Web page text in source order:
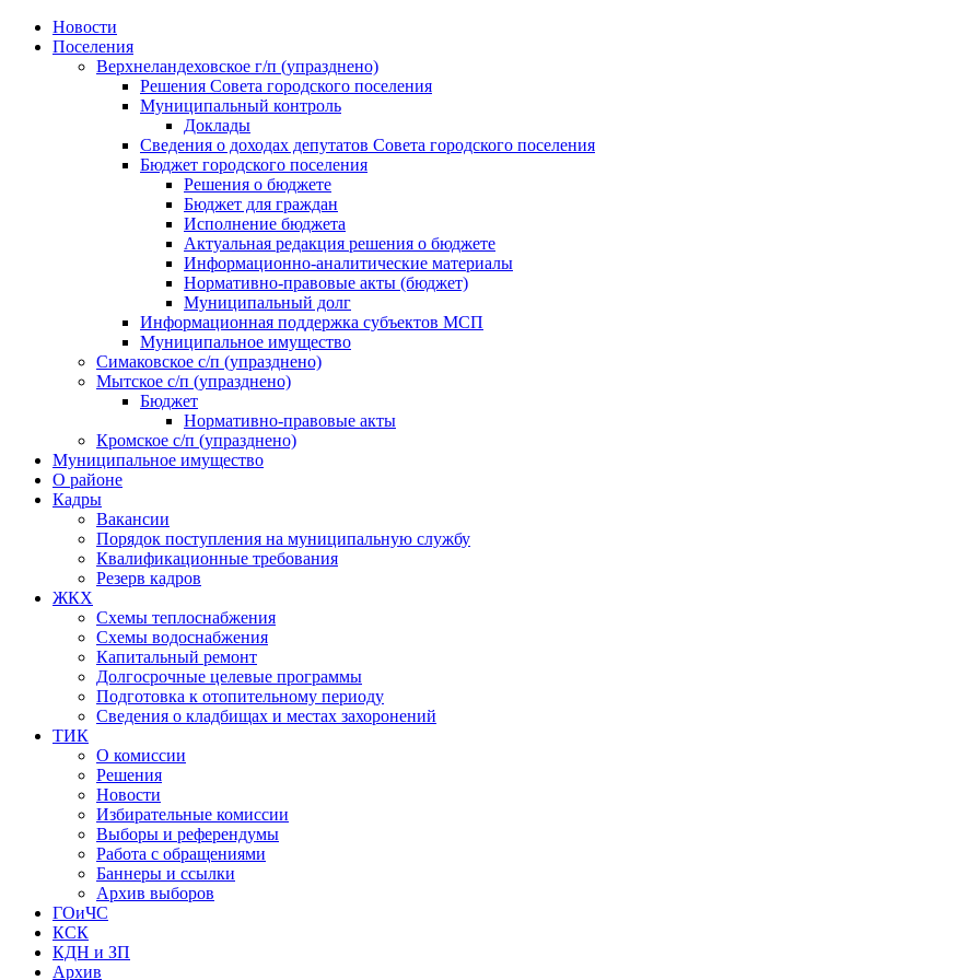
Skip
Новости
Поселения
Верхнеландеховское г/п (упразднено)
Решения Совета городского поселения
Муниципальный контроль
Доклады
Сведения о доходах депутатов Совета городского поселения
Бюджет городского поселения
Решения о бюджете
Бюджет для граждан
Исполнение бюджета
Актуальная редакция решения о бюджете
Информационно-аналитические материалы
Нормативно-правовые акты (бюджет)
Муниципальный долг
Информационная поддержка субъектов МСП
Муниципальное имущество
Симаковское с/п (упразднено)
Мытское с/п (упразднено)
Бюджет
Нормативно-правовые акты
Кромское с/п (упразднено)
Муниципальное имущество
О районе
Кадры
Вакансии
Порядок поступления на муниципальную службу
Квалификационные требования
Резерв кадров
ЖКХ
Схемы теплоснабжения
Схемы водоснабжения
Капитальный ремонт
Долгосрочные целевые программы
Подготовка к отопительному периоду
Сведения о кладбищах и местах захоронений
ТИК
О комиссии
Решения
Новости
Избирательные комиссии
Выборы и референдумы
Работа с обращениями
Баннеры и ссылки
Архив выборов
ГОиЧС
КСК
КДН и ЗП
Архив